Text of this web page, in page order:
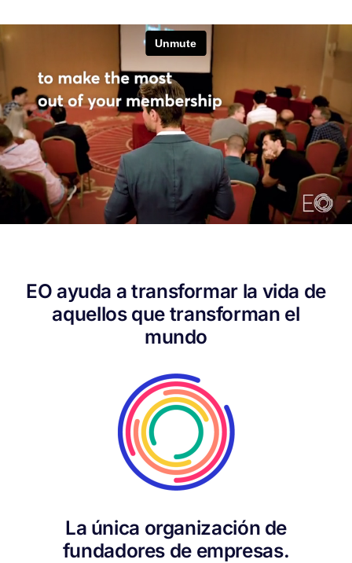
EO ayuda a transformar la vida de
aquellos que transforman el
mundo
La única organización de
fundadores de empresas.